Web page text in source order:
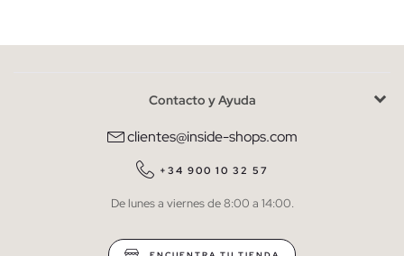
He leído y entiendo lapolítica de privacidad
QUIERO SUSCRIBIRME
* Puedes cancelar la suscripción en cualquier momento.
Contacto y Ayuda
clientes@inside-shops.com
+34 900 10 32 57
De lunes a viernes de 8:00 a 14:00.